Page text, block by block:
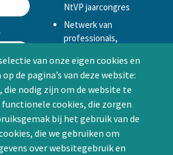
van onze eigen cookies en
de pagina’s van deze website:
die nodig zijn om de website te
cookies, die zorgen
bij het gebruik van de
die we gebruiken om
over websitegebruik en
NtVP jaarcongres
Netwerk van
professionals,
samenwerken in een van
de Special Interest
Groepen (SIG’s) of zelf een
SIG initiëren
Word lid